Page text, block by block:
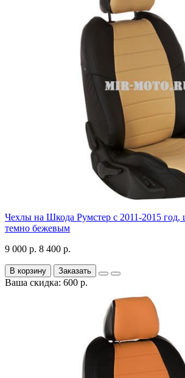
Чехлы на Шкода Румстер с 2011-2015 год,
темно бежевым
9 000 р. 8 400 р.
В корзину Заказать
Ваша скидка: 600 р.